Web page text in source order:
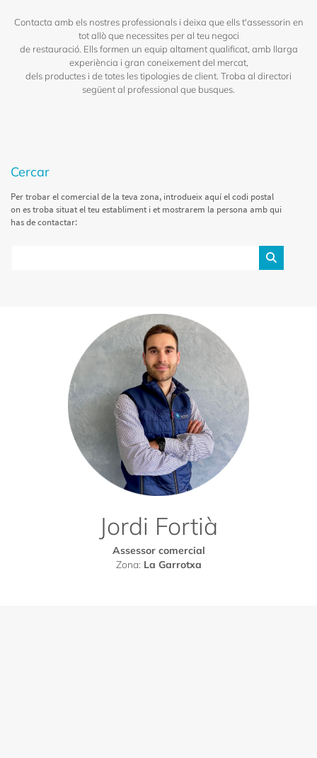
Contacta amb els nostres professionals i deixa que ells t'assessorin en
tot allò que necessites per al teu negoci
de restauració. Ells formen un equip altament qualificat, amb llarga
experiència i gran coneixement del mercat,
dels productes i de totes les tipologies de client. Troba al directori
següent al professional que busques.
cercar
Per trobar el comercial de la teva zona, introdueix aquí el codi postal
on es troba situat el teu establiment i et mostrarem la persona amb qui
has de contactar:
Jordi Fortià
Assessor comercial
Zona: La Garrotxa